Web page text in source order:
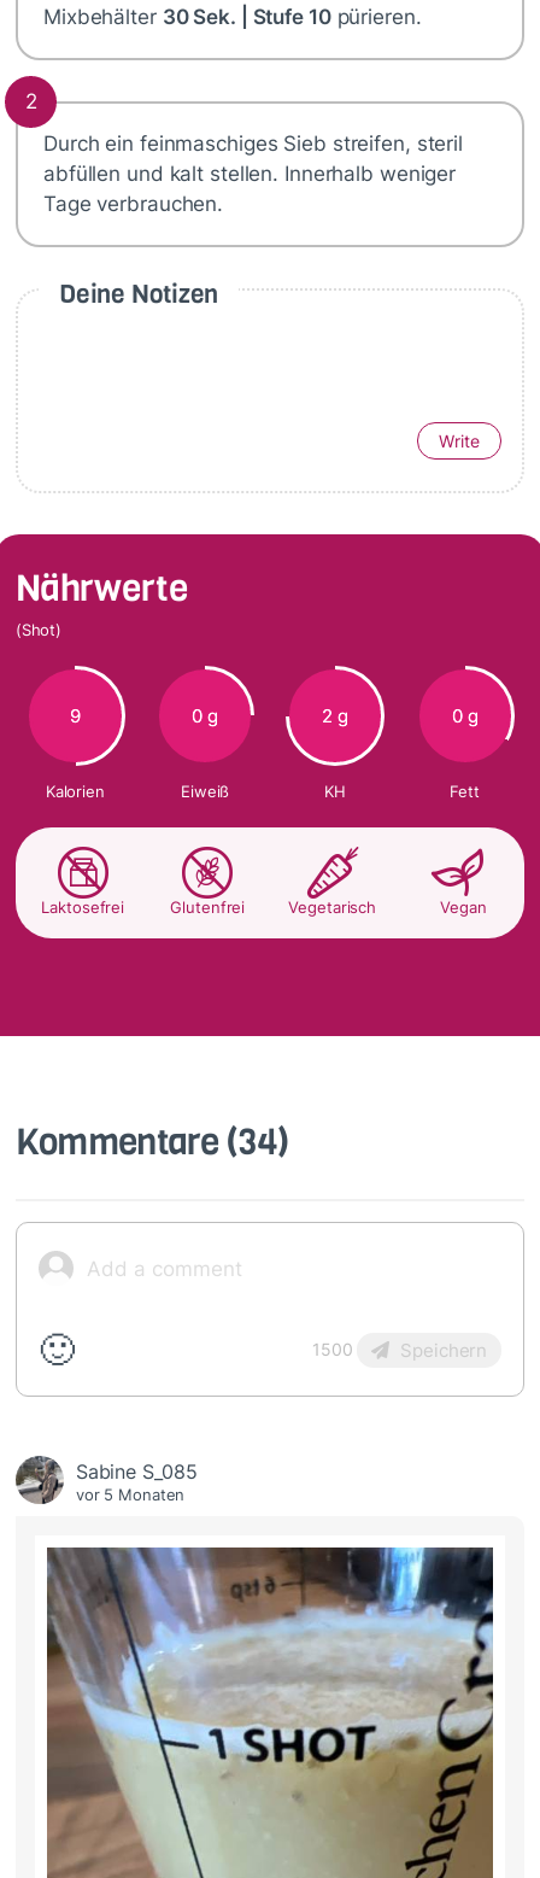
Mixbehälter 30 Sek. | Stufe 10pürieren.
2
Durch ein feinmaschiges Sieb streifen, steril
abfüllen und kalt stellen. Innerhalb weniger
Tage verbrauchen.
Deine Notizen
Write
Nährwerte
(Shot)
9
Kalorien
0 g
Eiweiß
2 g
KH
0 g
Fett
Laktosefrei Glutenfrei Vegetarisch Vegan
Kommentare (34)
🙂 1500 Speichern
Sabine S_085
vor 5 Monaten